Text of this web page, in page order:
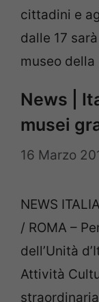
cittadini e
dalle 17
museo
News |
musei
16 Marzo
NEWS
/ ROMA –
dell’Unità
Attività